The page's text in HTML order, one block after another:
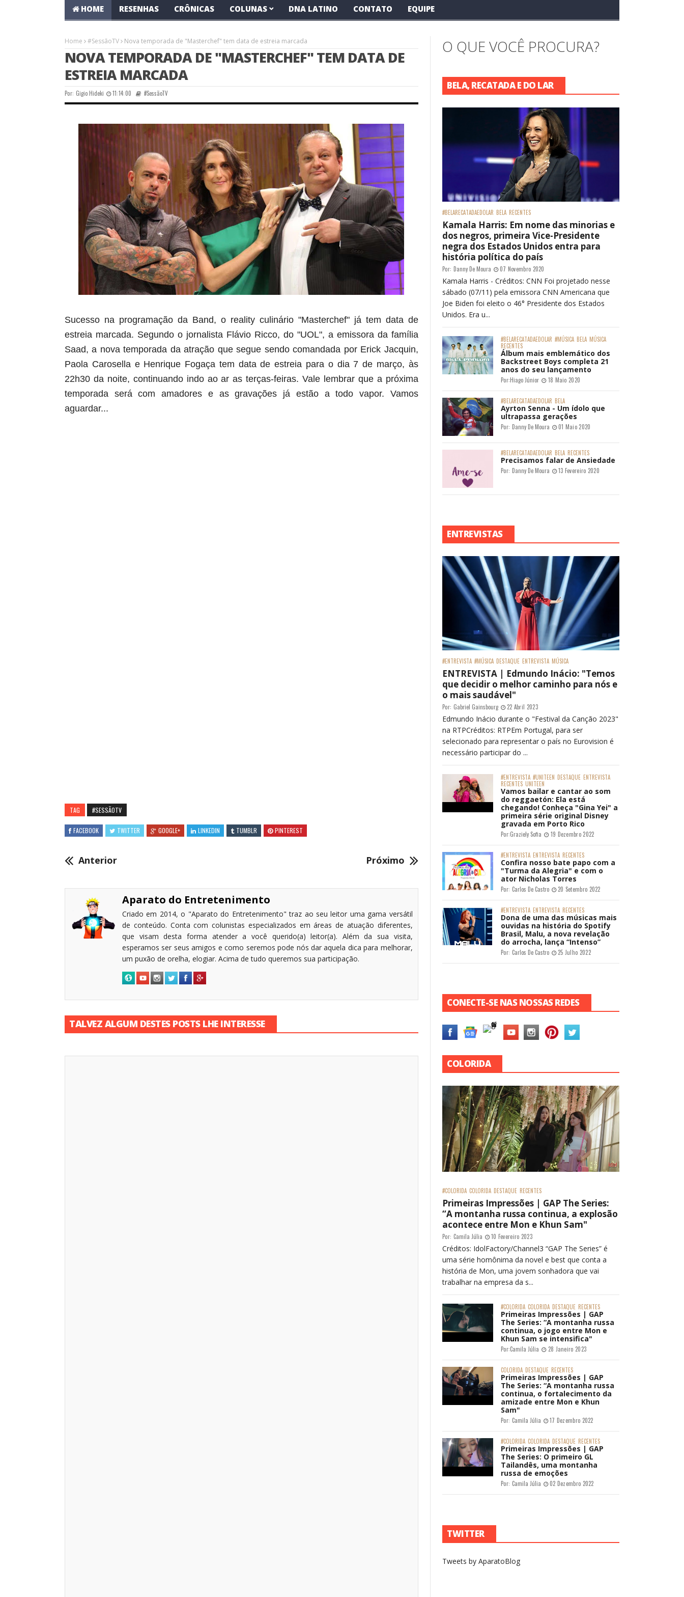
HOME RESENHAS CRÔNICAS COLUNAS DNA LATINO CONTATO EQUIPE
Home #SessãoTV Nova temporada de "Masterchef" tem data de estreia marcada
NOVA TEMPORADA DE "MASTERCHEF" TEM DATA DE
ESTREIA MARCADA
Por: Gigio Hideki 11:14:00 #SessãoTV
Sucesso na programação da Band, o reality culinário "Masterchef" já tem data de
estreia marcada. Segundo o jornalista Flávio Ricco, do "UOL", a emissora da família
Saad, a nova temporada da atração que segue sendo comandada por Erick Jacquin,
Paola Carosella e Henrique Fogaça tem data de estreia para o dia 7 de março, às
22h30 da noite, continuando indo ao ar as terças-feiras. Vale lembrar que a próxima
temporada será com amadores e as gravações já estão a todo vapor. Vamos
aguardar...
TAG #SESSÃOTV
FACEBOOK TWITTER GOOGLE+ LINKEDIN TUMBLR PINTEREST
Anterior Próximo
Aparato do Entretenimento
Criado em 2014, o "Aparato do Entretenimento" traz ao seu leitor uma gama versátil
de conteúdo. Conta com colunistas especializados em áreas de atuação diferentes,
que visam desta forma atender a você querido(a) leitor(a). Além da sua visita,
esperamos ser seus amigos e como seremos pode nós dar aquela dica para melhorar,
um puxão de orelha, elogiar. Acima de tudo queremos sua participação.
TALVEZ ALGUM DESTES POSTS LHE INTERESSE
O QUE VOCÊ PROCURA?
BELA, RECATADA E DO LAR
#BELARECATADAEDOLAR BELA RECENTES
Kamala Harris: Em nome das minorias e
dos negros, primeira Vice-Presidente
negra dos Estados Unidos entra para
história política do país
Por: Danny De Moura 07 Novembro 2020
Kamala Harris - Créditos: CNN Foi projetado nesse
sábado (07/11) pela emissora CNN Americana que
Joe Biden foi eleito o 46° Presidente dos Estados
Unidos. Era u...
#BELARECATADAEDOLAR #MÚSICA BELA MÚSICA
RECENTES
Álbum mais emblemático dos
Backstreet Boys completa 21
anos do seu lançamento
Por:Hiago Júnior 18 Maio 2020
#BELARECATADAEDOLAR BELA
Ayrton Senna - Um ídolo que
ultrapassa gerações
Por: Danny De Moura 01 Maio 2020
#BELARECATADAEDOLAR BELA RECENTES
Precisamos falar de Ansiedade
Por: Danny De Moura 13 Fevereiro 2020
ENTREVISTAS
#ENTREVISTA #MÚSICA DESTAQUE ENTREVISTA MÚSICA
ENTREVISTA | Edmundo Inácio: "Temos
que decidir o melhor caminho para nós e
o mais saudável"
Por: Gabriel Gainsbourg 22 Abril 2023
Edmundo Inácio durante o "Festival da Canção 2023"
na RTPCréditos: RTPEm Portugal, para ser
selecionado para representar o país no Eurovision é
necessário participar do ...
#ENTREVISTA #UNITEEN DESTAQUE ENTREVISTA
RECENTES UNITEEN
Vamos bailar e cantar ao som
do reggaetón: Ela está
chegando! Conheça "Gina Yei" a
primeira série original Disney
gravada em Porto Rico
Por:Graziely Sofia 19 Dezembro 2022
#ENTREVISTA ENTREVISTA RECENTES
Confira nosso bate papo com a
"Turma da Alegria" e com o
ator Nicholas Torres
Por: Carlos De Castro 20 Setembro 2022
#ENTREVISTA ENTREVISTA RECENTES
Dona de uma das músicas mais
ouvidas na história do Spotify
Brasil, Malu, a nova revelação
do arrocha, lança “Intenso”
Por: Carlos De Castro 25 Julho 2022
CONECTE-SE NAS NOSSAS REDES
COLORIDA
#COLORIDA COLORIDA DESTAQUE RECENTES
Primeiras Impressões | GAP The Series:
“A montanha russa continua, a explosão
acontece entre Mon e Khun Sam"
Por: Camila Júlia 10 Fevereiro 2023
Créditos: IdolFactory/Channel3 “GAP The Series” é
uma série homônima da novel e best que conta a
história de Mon, uma jovem sonhadora que vai
trabalhar na empresa da s...
#COLORIDA COLORIDA DESTAQUE RECENTES
Primeiras Impressões | GAP
The Series: “A montanha russa
continua, o jogo entre Mon e
Khun Sam se intensifica"
Por:Camila Júlia 28 Janeiro 2023
COLORIDA DESTAQUE RECENTES
Primeiras Impressões | GAP
The Series: “A montanha russa
continua, o fortalecimento da
amizade entre Mon e Khun
Sam"
Por: Camila Júlia 17 Dezembro 2022
#COLORIDA COLORIDA DESTAQUE RECENTES
Primeiras Impressões | GAP
The Series: O primeiro GL
Tailandês, uma montanha
russa de emoções
Por: Camila Júlia 02 Dezembro 2022
TWITTER
Tweets by AparatoBlog